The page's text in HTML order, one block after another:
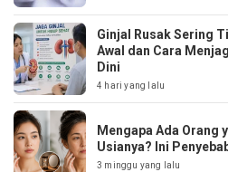
Ginjal Rusak Sering
Awal dan Cara
Dini
4 hari yang lalu
Mengapa Ada Orang
Usianya? Ini
3 minggu yang lalu